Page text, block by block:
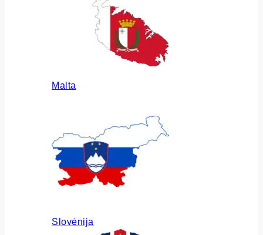
Malta
Slovėnija